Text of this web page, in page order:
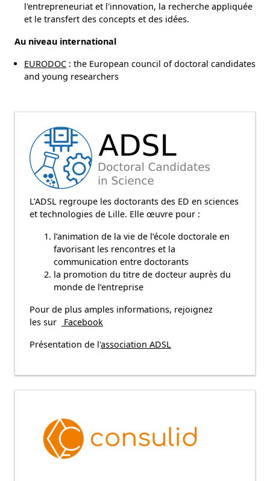
l'entrepreneuriat et l'innovation, la recherche appliquée
et le transfert des concepts et des idées.
Au niveau international
EURODOC : the European council of doctoral candidates
and young researchers
L’ADSL regroupe les doctorants des ED en sciences
et technologies de Lille. Elle œuvre pour :
l’animation de la vie de l’école doctorale en
favorisant les rencontres et la
communication entre doctorants
la promotion du titre de docteur auprès du
monde de l’entreprise
Pour de plus amples informations, rejoignez
les sur
Facebook
Présentation de l'association ADSL